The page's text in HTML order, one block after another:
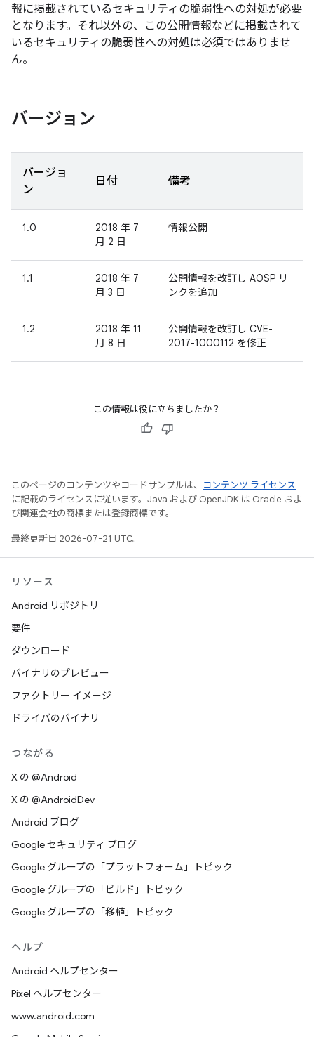
報に掲載されているセキュリティの脆弱性への対処が必要
となります。それ以外の、この公開情報などに掲載されて
いるセキュリティの脆弱性への対処は必須ではありませ
ん。
バージョン
バージョ
ン
日付 備考
1.0
2018 年 7
月 2 日
情報公開
1.1
2018 年 7
月 3 日
公開情報を改訂し AOSP リ
ンクを追加
1.2
2018 年 11
月 8 日
公開情報を改訂し CVE-
2017-1000112 を修正
この情報は役に立ちましたか？
このページのコンテンツやコードサンプルは、
コンテンツ ライセンス
に記載のライセンスに従います。Java および OpenJDK は Oracle およ
び関連会社の商標または登録商標です。
最終更新日 2026-07-21 UTC。
リソース
Android リポジトリ
要件
ダウンロード
バイナリのプレビュー
ファクトリー イメージ
ドライバのバイナリ
つながる
X の @Android
X の @AndroidDev
Android ブログ
Google セキュリティ ブログ
Google グループの「プラットフォーム」トピック
Google グループの「ビルド」トピック
Google グループの「移植」トピック
ヘルプ
Android ヘルプセンター
Pixel ヘルプセンター
www.android.com